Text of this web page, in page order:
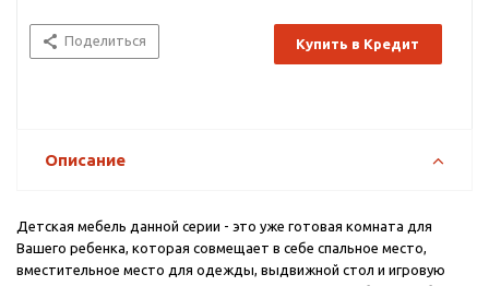
Поделиться Купить в Кредит
Описание
Детская мебель данной серии - это уже готовая комната для
Вашего ребенка, которая совмещает в себе спальное место,
вместительное место для одежды, выдвижной стол и игровую